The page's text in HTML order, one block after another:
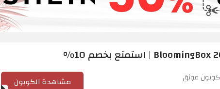
كوبون موثق مشاهدة الكوبون